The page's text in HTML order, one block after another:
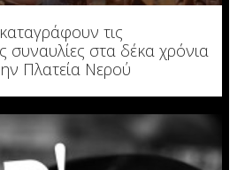
τις
συναυλίες στα δέκα χρόνια
Πλατεία Νερού